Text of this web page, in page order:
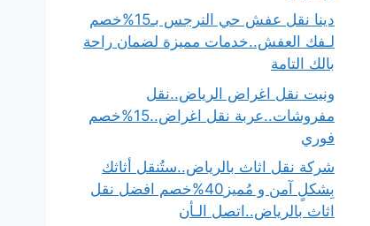
دينا نقل عفش حي النرجس بـ15%خصم
لـفك العفش..خدمات مميزة لضمان راحة
بالك التامة
ونيت نقل اغراض الرياض..نقل
مفروشات..عربة نقل اغراض..15%خصم
فوري
شركة نقل اثاث بالرياض..ستُنقل أثاثك
بِشكلٍ آمن و مُميز40%خصم افضل نقل
اثاث بالرياض..اتصل الـأن